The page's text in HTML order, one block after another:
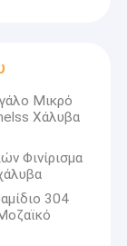
Μικρό
Χάλυβα
Φινίρισμα
304